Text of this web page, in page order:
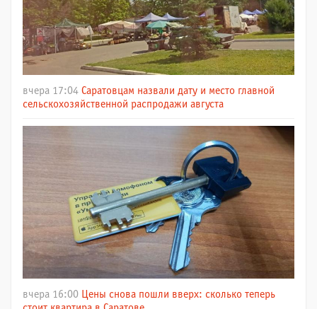
вчера 17:04 Саратовцам назвали дату и место главной
сельскохозяйственной распродажи августа
вчера 16:00 Цены снова пошли вверх: сколько теперь